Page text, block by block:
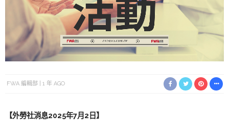
FWA 編輯部 1 年 AGO
【外勞社消息2025年7月2日】